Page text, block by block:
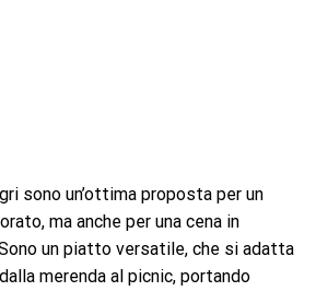
sono un’ottima proposta per un
ma anche per una cena in
un piatto versatile, che si adatta
merenda al picnic, portando